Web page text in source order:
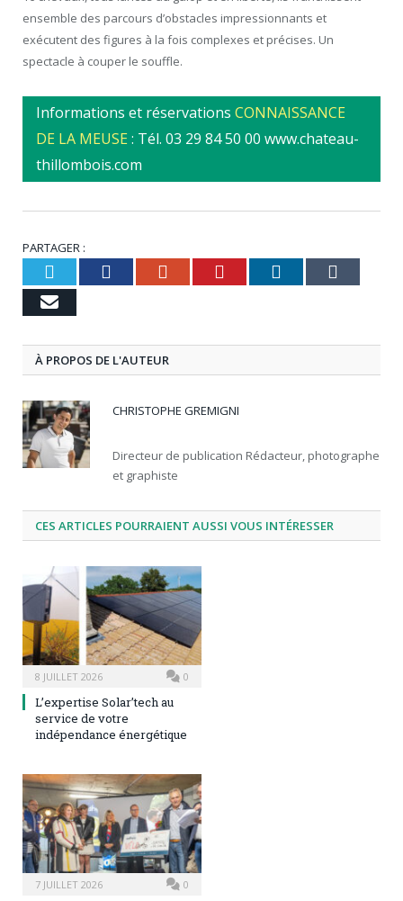
ensemble des parcours d’obstacles impressionnants et
exécutent des figures à la fois complexes et précises. Un
spectacle à couper le souffle.
Informations et réservations CONNAISSANCE
DE LA MEUSE: Tél. 03 29 84 50 00 www.chateau-
thillombois.com
PARTAGER :
TwitterFacebookGoogle+Pinterest
LinkedIn
Email
À PROPOS DE L'AUTEUR
CHRISTOPHE GREMIGNI
Directeur de publication Rédacteur, photographe
et graphiste
CES ARTICLES POURRAIENT AUSSI VOUS INTÉRESSER
8 JUILLET 2026 0
L’expertise Solar’tech au
service de votre
indépendance énergétique
7 JUILLET 2026 0